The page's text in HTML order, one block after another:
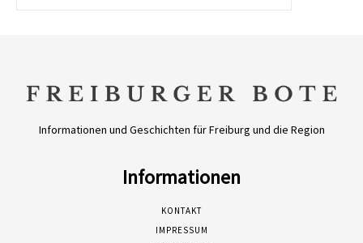
Informationen und Geschichten für Freiburg und die Region
Informationen
KONTAKT
IMPRESSUM